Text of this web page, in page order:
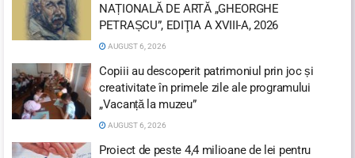
NAȚIONALĂ DE ARTĂ „GHEORGHE
PETRAȘCU”, EDIŢIA A XVIII-A, 2026
AUGUST 6, 2026
Copiii au descoperit patrimoniul prin joc și
creativitate în primele zile ale programului
„Vacanță la muzeu”
AUGUST 6, 2026
Proiect de peste 4,4 milioane de lei pentru